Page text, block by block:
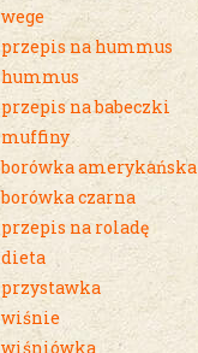
wege
przepis na hummus
hummus
przepis na babeczki
muffiny
borówka amerykańska
borówka czarna
przepis na roladę
dieta
przystawka
wiśnie
wiśniówka